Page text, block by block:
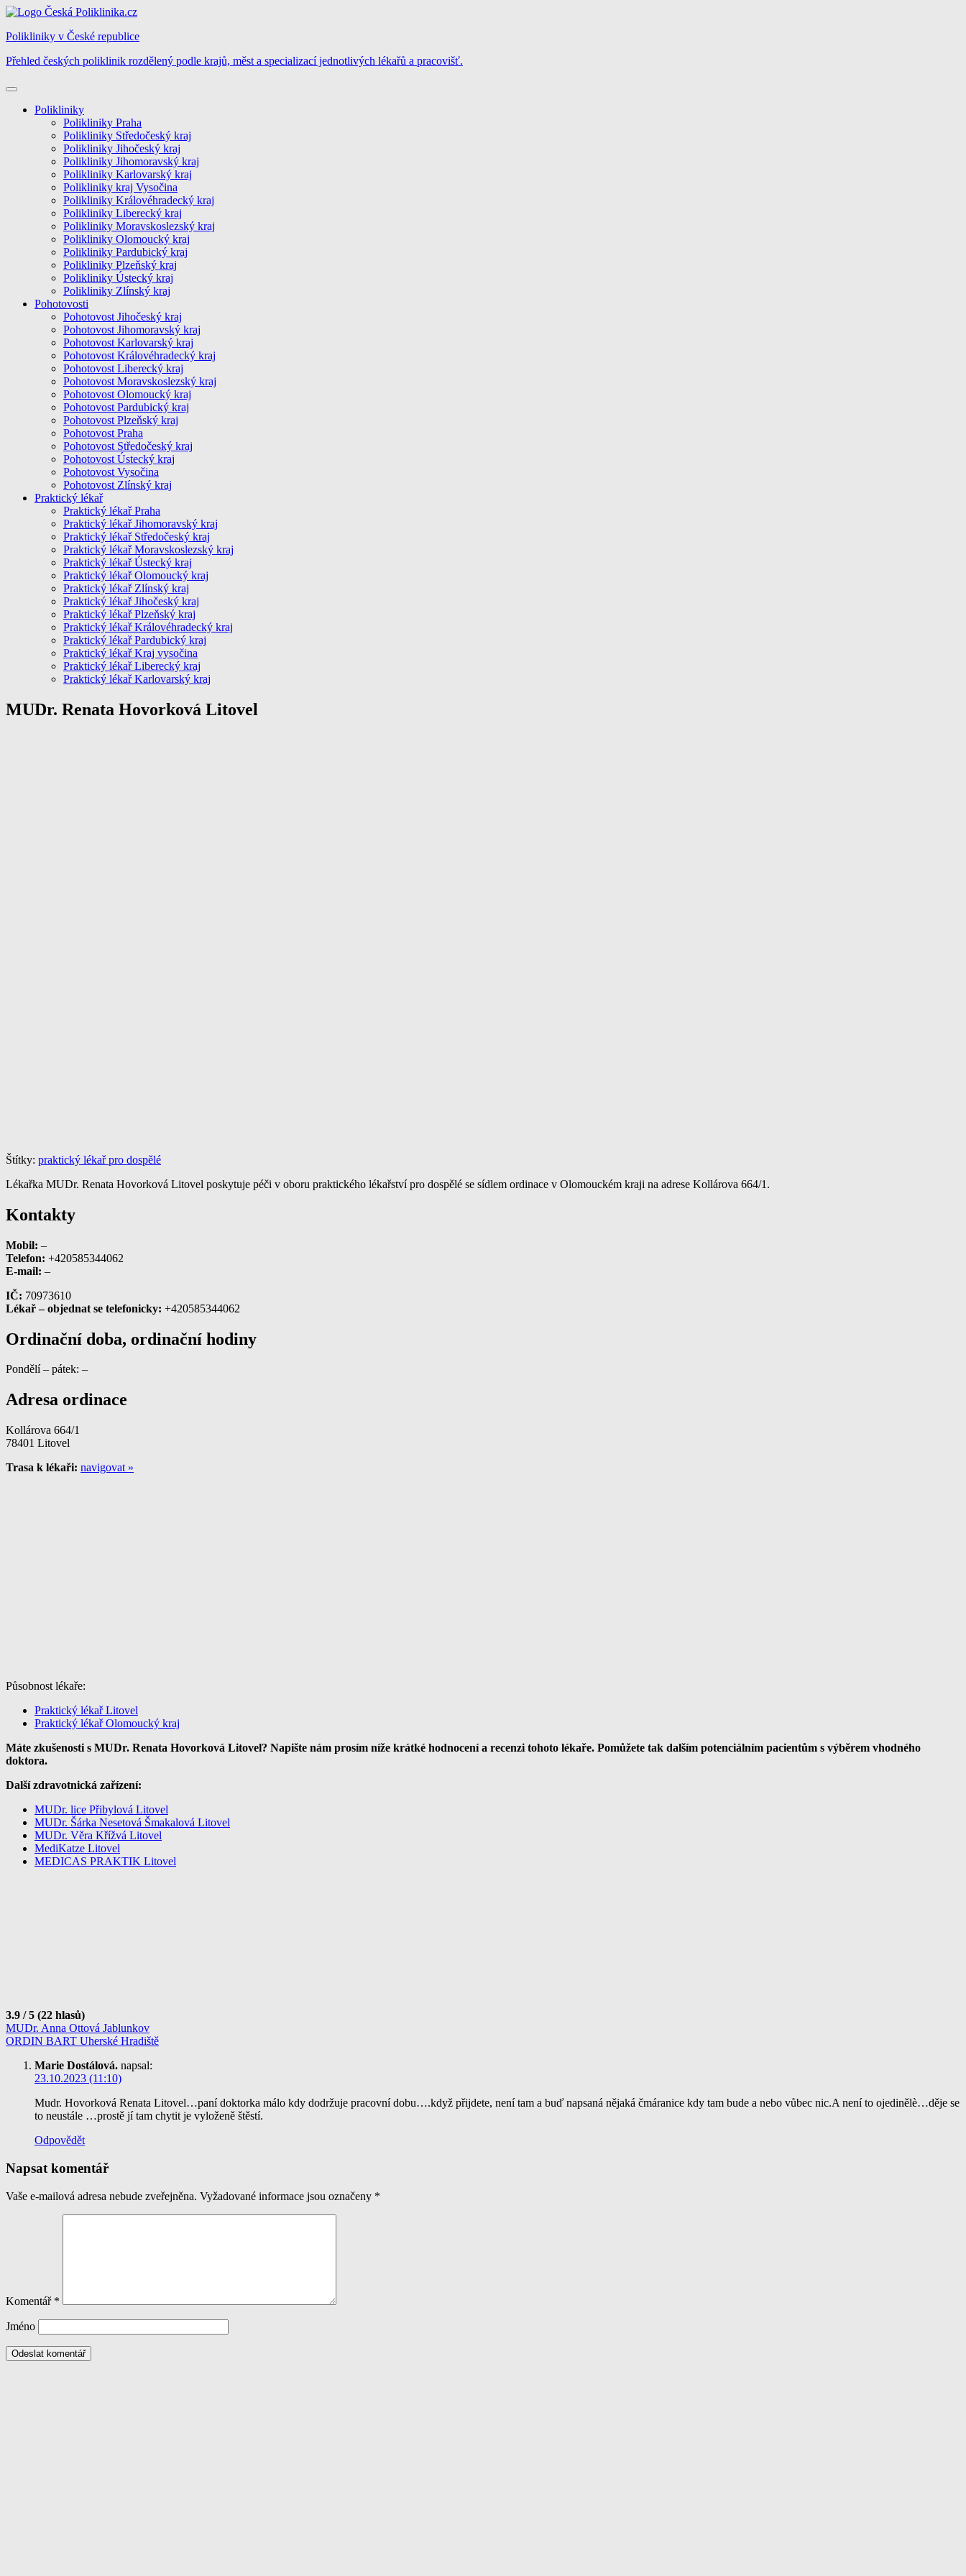
Skip
content
Polikliniky v České republice
Přehled českých poliklinik rozdělený podle krajů, měst a specializací jednotlivých lékařů a pracovišť.
Polikliniky
Polikliniky Praha
Polikliniky Středočeský kraj
Polikliniky Jihočeský kraj
Polikliniky Jihomoravský kraj
Polikliniky Karlovarský kraj
Polikliniky kraj Vysočina
Polikliniky Královéhradecký kraj
Polikliniky Liberecký kraj
Polikliniky Moravskoslezský kraj
Polikliniky Olomoucký kraj
Polikliniky Pardubický kraj
Polikliniky Plzeňský kraj
Polikliniky Ústecký kraj
Polikliniky Zlínský kraj
Pohotovosti
Pohotovost Jihočeský kraj
Pohotovost Jihomoravský kraj
Pohotovost Karlovarský kraj
Pohotovost Královéhradecký kraj
Pohotovost Liberecký kraj
Pohotovost Moravskoslezský kraj
Pohotovost Olomoucký kraj
Pohotovost Pardubický kraj
Pohotovost Plzeňský kraj
Pohotovost Praha
Pohotovost Středočeský kraj
Pohotovost Ústecký kraj
Pohotovost Vysočina
Pohotovost Zlínský kraj
Praktický lékař
Praktický lékař Praha
Praktický lékař Jihomoravský kraj
Praktický lékař Středočeský kraj
Praktický lékař Moravskoslezský kraj
Praktický lékař Ústecký kraj
Praktický lékař Olomoucký kraj
Praktický lékař Zlínský kraj
Praktický lékař Jihočeský kraj
Praktický lékař Plzeňský kraj
Praktický lékař Královéhradecký kraj
Praktický lékař Pardubický kraj
Praktický lékař Kraj vysočina
Praktický lékař Liberecký kraj
Praktický lékař Karlovarský kraj
MUDr. Renata Hovorková Litovel
Štítky: praktický lékař pro dospělé
Lékařka MUDr. Renata Hovorková Litovel poskytuje péči v oboru praktického lékařství pro dospělé se sídlem ordinace v Olomouckém kraji na adrese Kollárova 664/1.
Kontakty
Mobil: –
Telefon: +420585344062
E-mail: –
IČ: 70973610
Lékař – objednat se telefonicky: +420585344062
Ordinační doba, ordinační hodiny
Pondělí – pátek: –
Adresa ordinace
Kollárova 664/1
78401 Litovel
Trasa k lékaři: navigovat »
Působnost lékaře:
Praktický lékař Litovel
Praktický lékař Olomoucký kraj
Máte zkušenosti s MUDr. Renata Hovorková Litovel? Napište nám prosím níže krátké hodnocení a recenzi tohoto lékaře. Pomůžete tak dalším potenciálním pacientům s výběrem vhodného
doktora.
Další zdravotnická zařízení:
MUDr. lice Přibylová Litovel
MUDr. Šárka Nesetová Šmakalová Litovel
MUDr. Věra Křížvá Litovel
MediKatze Litovel
MEDICAS PRAKTIK Litovel
3.9 / 5 (22 hlasů)
Navigace
pro
příspěvek
MUDr. Anna Ottová Jablunkov
ORDIN BART Uherské Hradiště
Marie Dostálová. napsal:
23.10.2023 (11:10)
Mudr. Hovorková Renata Litovel…paní doktorka málo kdy dodržuje pracovní dobu….když přijdete, není tam a buď napsaná nějaká čmáranice kdy tam bude a nebo vůbec nic.A není to ojedinělè…děje se
to neustále …prostě jí tam chytit je vyloženě štěstí.
Odpovědět
Napsat komentář
Vaše e-mailová adresa nebude zveřejněna. Vyžadované informace jsou označeny *
Komentář *
Jméno